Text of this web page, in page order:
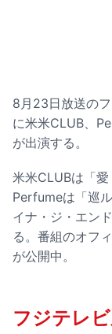
8月23日放送のフ
に米米CLUB、
が出演する。
米米CLUBは「
Perfumeは「巡
イナ・ジ・エン
る。番組のオフ
が公開中。
フジテレ